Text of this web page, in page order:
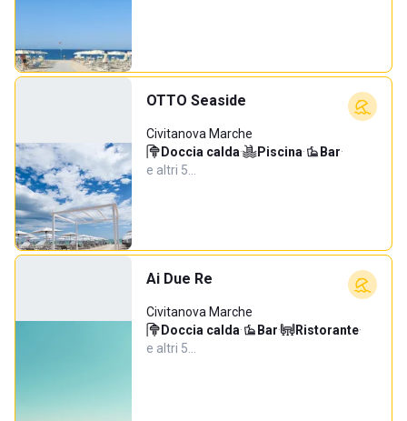
OTTO Seaside
Civitanova Marche
Doccia calda· Piscina· Bar·
e altri 5…
Ai Due Re
Civitanova Marche
Doccia calda· Bar· Ristorante·
e altri 5…